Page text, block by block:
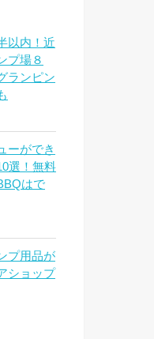
以内！近
プ場８
ランピン
ーができ
選！無料
はで
プ用品が
ショップ